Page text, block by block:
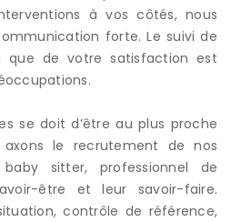
à vos côtés, nous
forte. Le suivi de
que de votre satisfaction est
se doit d’être au plus proche
le recrutement de nos
sitter, professionnel de
être et leur savoir-faire.
contrôle de référence,